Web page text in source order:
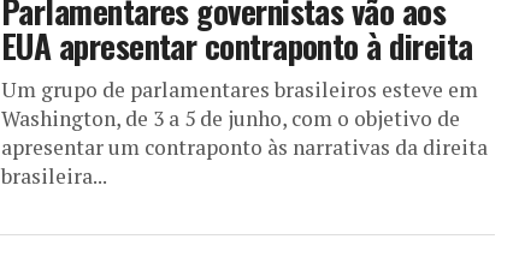
Parlamentares governistas vão aos
EUA apresentar contraponto à direita
Um grupo de parlamentares brasileiros esteve em
Washington, de 3 a 5 de junho, com o objetivo de
apresentar um contraponto às narrativas da direita
brasileira...